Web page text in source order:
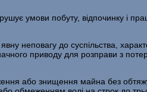
умови побуту, відпочинку і
неповагу до суспільства,
приводу для розправи з
або знищення майна без